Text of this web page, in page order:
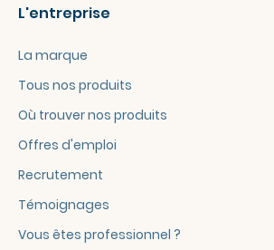
L'entreprise
La marque
Tous nos produits
Où trouver nos produits
Offres d'emploi
Recrutement
Témoignages
Vous êtes professionnel ?